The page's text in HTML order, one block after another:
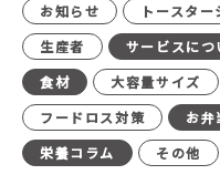
お知らせ
トースター
生産者
サービスにつ
食材
大容量サイズ
フードロス対策
お弁
栄養コラム
その他